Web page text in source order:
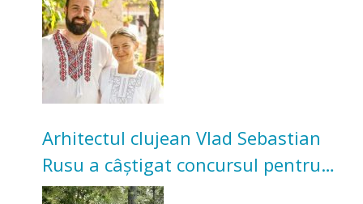
bunicilor
Arhitectul clujean Vlad Sebastian
Rusu a câștigat concursul pentru
transformarea Grădinii Casei